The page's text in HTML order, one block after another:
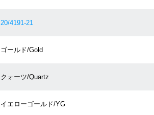
20/4191-21
ゴールド/Gold
クォーツ/Quartz
イエローゴールド/YG